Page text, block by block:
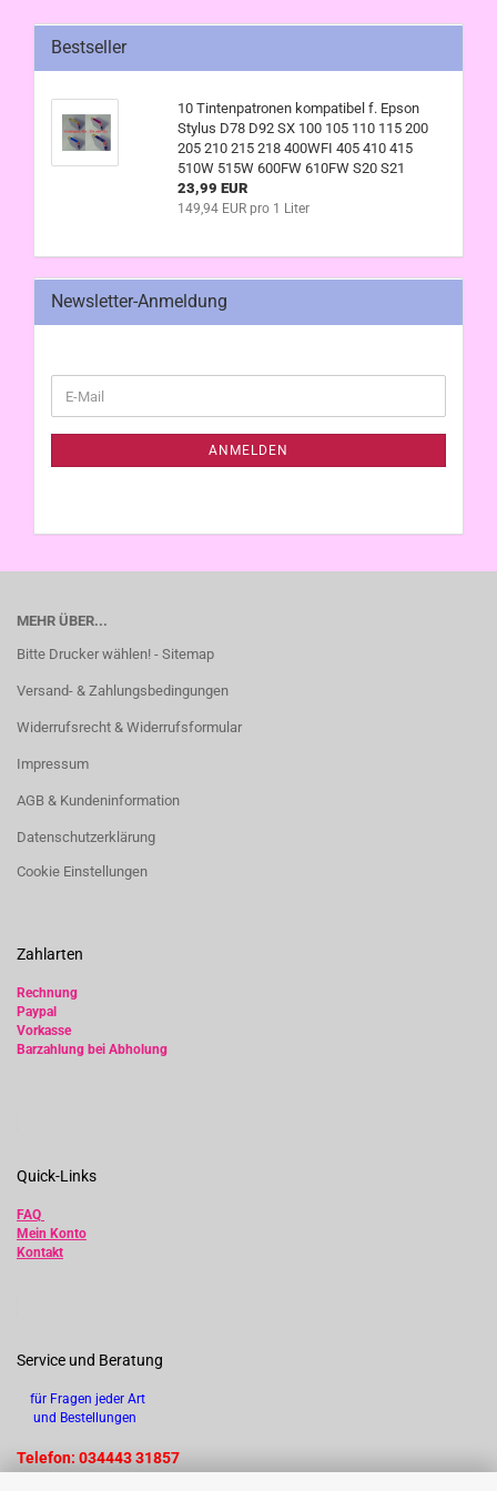
Bestseller
10 Tintenpatronen kompatibel f. Epson
Stylus D78 D92 SX 100 105 110 115 200
205 210 215 218 400WFI 405 410 415
510W 515W 600FW 610FW S20 S21
23,99 EUR
149,94 EUR pro 1 Liter
Newsletter-Anmeldung
ZUR
E-
Mail
ANMELDEN
MEHR ÜBER...
Bitte Drucker wählen! - Sitemap
Versand- & Zahlungsbedingungen
Widerrufsrecht & Widerrufsformular
Impressum
AGB & Kundeninformation
Datenschutzerklärung
Cookie Einstellungen
Zahlarten
Rechnung
Paypal
Vorkasse
Barzahlung bei Abholung
Quick-Links
FAQ
Mein Konto
Kontakt
Service und Beratung
für Fragen jeder Art
und Bestellungen
Telefon: 034443 31857